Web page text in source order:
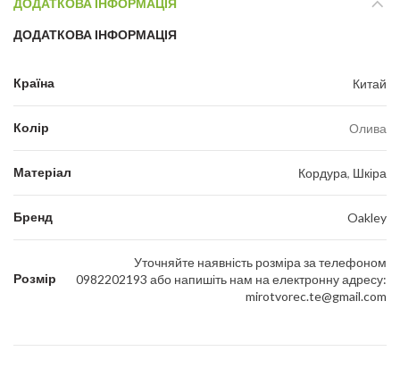
ДОДАТКОВА ІНФОРМАЦІЯ
ДОДАТКОВА ІНФОРМАЦІЯ
Країна Китай
Колір Олива
Матеріал Кордура, Шкіра
Бренд Oakley
Розмір
Уточняйте наявність розміра за телефоном
0982202193 або напишіть нам на електронну адресу:
mirotvorec.te@gmail.com